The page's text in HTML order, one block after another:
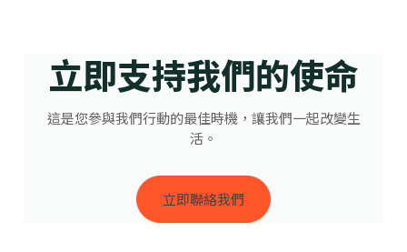
立即支持我們的使命
這是您參與我們行動的最佳時機，讓我們一起改變生
活。
立即聯絡我們